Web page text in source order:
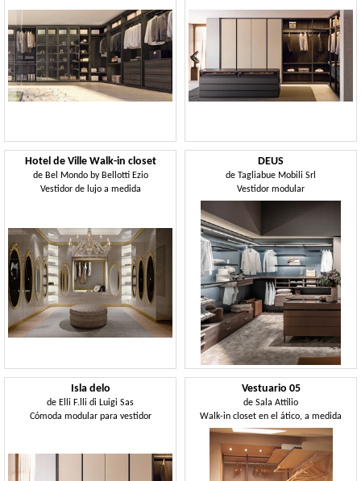
Hotel de Ville Walk-in closet
de Bel Mondo by Bellotti Ezio
Vestidor de lujo a medida
DEUS
de Tagliabue Mobili Srl
Vestidor modular
Isla delo
de Elli F.lli di Luigi Sas
Cómoda modular para vestidor
Vestuario 05
de Sala Attilio
Walk-in closet en el ático, a medida